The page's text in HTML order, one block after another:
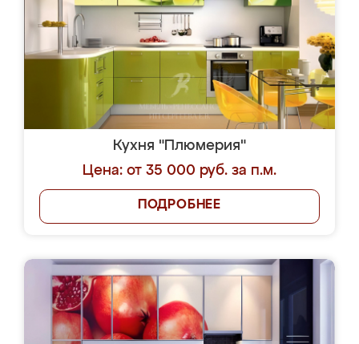
Кухня "Плюмерия"
Цена: от 35 000 руб. за п.м.
ПОДРОБНЕЕ